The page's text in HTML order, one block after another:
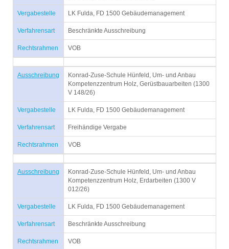
Vergabestelle LK Fulda, FD 1500 Gebäudemanagement
Verfahrensart Beschränkte Ausschreibung
Rechtsrahmen VOB
Ausschreibung
Konrad-Zuse-Schule Hünfeld, Um- und Anbau
Kompetenzzentrum Holz, Gerüstbauarbeiten (1300
V 148/26)
Vergabestelle LK Fulda, FD 1500 Gebäudemanagement
Verfahrensart Freihändige Vergabe
Rechtsrahmen VOB
Ausschreibung
Konrad-Zuse-Schule Hünfeld, Um- und Anbau
Kompetenzzentrum Holz, Erdarbeiten (1300 V
012/26)
Vergabestelle LK Fulda, FD 1500 Gebäudemanagement
Verfahrensart Beschränkte Ausschreibung
Rechtsrahmen VOB